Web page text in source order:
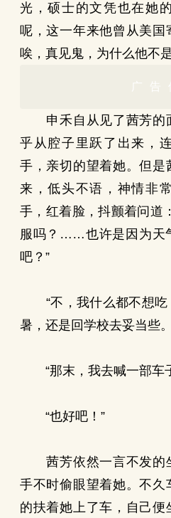
光，硕士的文凭也在她
呢，这一年来他曾从美国
唉，真见鬼，为什么他不
广告
申禾自从见了茜芳的
乎从腔子里跃了出来，
手，亲切的望着她。但是
来，低头不语，神情非
手，红着脸，抖颤着问道
服吗？……也许是因为天
吧？”
“不，我什么都不想吃
暑，还是回学校去妥当些
“那末，我去喊一部车
“也好吧！”
茜芳依然一言不发的
手不时偷眼望着她。不久
的扶着她上了车，自己便